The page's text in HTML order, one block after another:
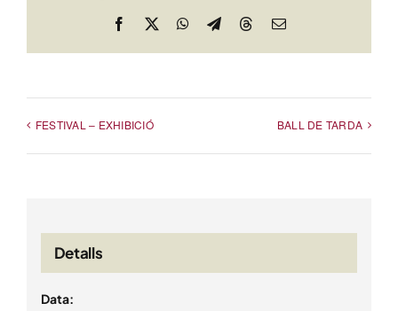
Facebook
X WhatsApp
TelegramThreadsEmail
FESTIVAL – EXHIBICIÓ BALL DE TARDA
Detalls
Data: